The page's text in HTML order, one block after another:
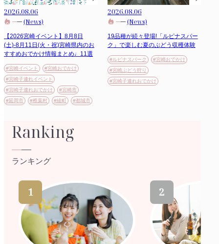
2026.08.06
(News)
【2026宮崎イベント】8月8日
(土)-8月11日(火・祝)宮崎県内のお
すすめおでかけ情報まとめ♩11選
#宮崎イベント
#宮崎おでかけ
#宮崎子連れイベント
#宮崎子連れおでかけ
#宮崎市
#延岡市
#椎葉村 #綾町 #都城市
2026.08.06
(News)
19品種が続々登場!「ルピナスパー
ク」で楽しむ夏のぶどう収穫体験
#ルピナスパーク
#宮崎おでかけ
#宮崎ぶどう狩り
#宮崎子連れおでかけ
Ranking
ランキング